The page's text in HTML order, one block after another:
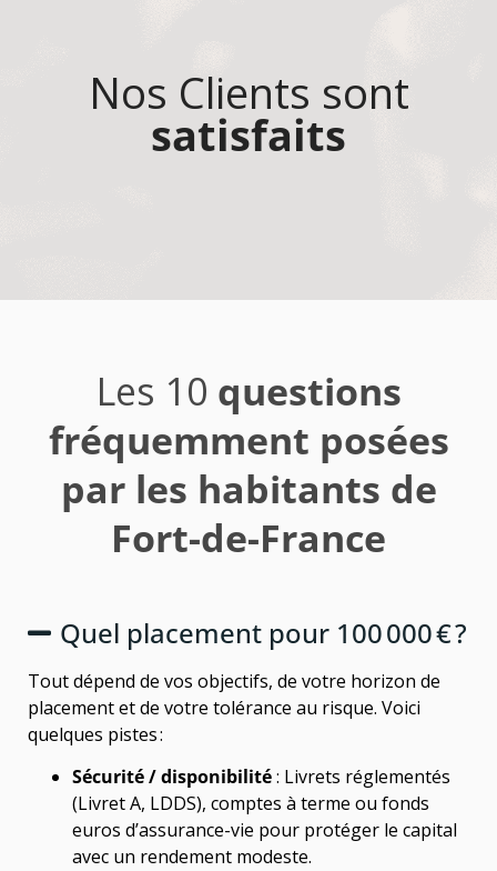
Nos Clients sont
satisfaits
Les 10 questions
fréquemment posées
par les habitants de
Fort-de-France
Quel placement pour 100 000 € ?
Tout dépend de vos objectifs, de votre horizon de
placement et de votre tolérance au risque. Voici
quelques pistes :
Sécurité / disponibilité: Livrets réglementés
(Livret A, LDDS), comptes à terme ou fonds
euros d’assurance-vie pour protéger le capital
avec un rendement modeste.